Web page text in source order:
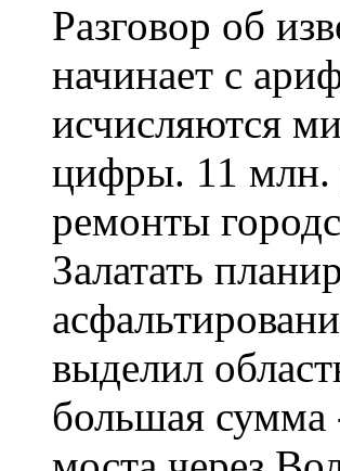
Разговор об
начинает с
исчисляются
цифры. 11 млн.
ремонты
Залатать
выделил
большая сумма